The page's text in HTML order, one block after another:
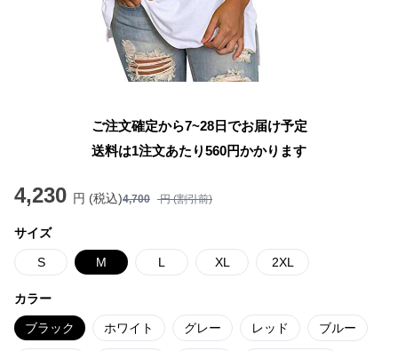
ご注文確定から7~28日でお届け予定
送料は1注文あたり560円かかります
4,230 円 (税込)4,700 円 (割引前)
サイズ
S M L XL 2XL
カラー
ブラック ホワイト グレー レッド ブルー